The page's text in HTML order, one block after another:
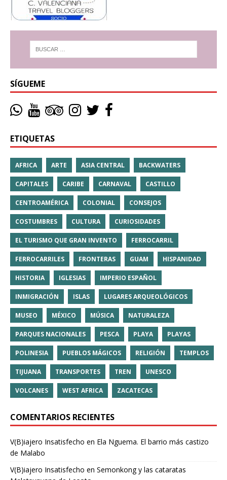
SÍGUEME
ETIQUETAS
AFRICA ARTE ASIA CENTRAL BACKWATERS
CAPITALES CARIBE CARNAVAL CASTILLO
CENTROAMÉRICA COLONIAL CONSEJOS
COSTUMBRES CULTURA CURIOSIDADES
EL TURISMO QUE GRAN INVENTO FERROCARRIL
FERROCARRILES FRONTERAS GUAM HISPANIDAD
HISTORIA IGLESIAS IMPERIO ESPAÑOL
INMIGRACIÓN ISLAS LUGARES ARQUEOLÓGICOS
MUSEO MÉXICO MÚSICA NATURALEZA
PARQUES NACIONALES PESCA PLAYA PLAYAS
POLINESIA PUEBLOS MÁGICOS RELIGIÓN TEMPLOS
TIJUANA TRANSPORTES TREN UNESCO
VOLCANES WEST AFRICA ZACATECAS
COMENTARIOS RECIENTES
V(B)iajero Insatisfecho en Ela Nguema. El barrio más castizo
de Malabo
V(B)iajero Insatisfecho en Semonkong y las cataratas